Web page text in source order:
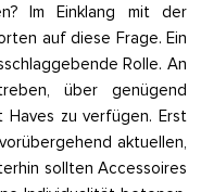
Im Einklang mit der
auf diese Frage. Ein
Rolle. An
über genügend
Haves zu verfügen. Erst
aktuellen,
sollten Accessoires